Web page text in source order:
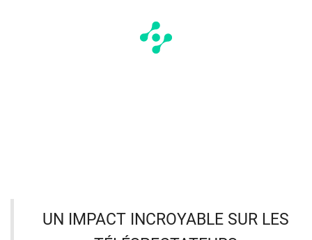
UN IMPACT INCROYABLE SUR LES